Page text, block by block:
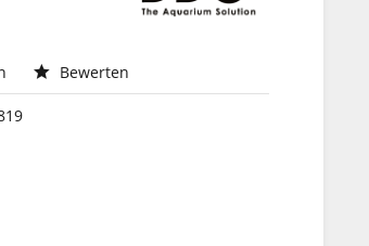
Bewerten